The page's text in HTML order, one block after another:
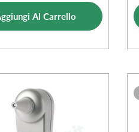
vendita
Al Carrello